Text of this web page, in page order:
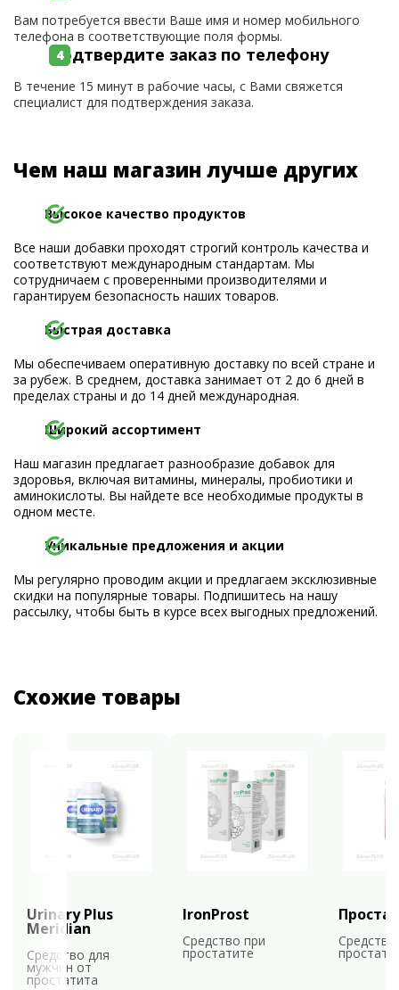
Вам потребуется ввести Ваше имя и номер мобильного
телефона в соответствующие поля формы.
Подтвердите заказ по телефону
В течение 15 минут в рабочие часы, с Вами свяжется
специалист для подтверждения заказа.
Чем наш магазин лучше других
Высокое качество продуктов
Все наши добавки проходят строгий контроль качества и
соответствуют международным стандартам. Мы
сотрудничаем с проверенными производителями и
гарантируем безопасность наших товаров.
Быстрая доставка
Мы обеспечиваем оперативную доставку по всей стране и
за рубеж. В среднем, доставка занимает от 2 до 6 дней в
пределах страны и до 14 дней международная.
Широкий ассортимент
Наш магазин предлагает разнообразие добавок для
здоровья, включая витамины, минералы, пробиотики и
аминокислоты. Вы найдете все необходимые продукты в
одном месте.
Уникальные предложения и акции
Мы регулярно проводим акции и предлагаем эксклюзивные
скидки на популярные товары. Подпишитесь на нашу
рассылку, чтобы быть в курсе всех выгодных предложений.
Схожие товары
Urinary Plus
Meridian
Средство для
мужчин от
простатита
IronProst
Средство при
простатите